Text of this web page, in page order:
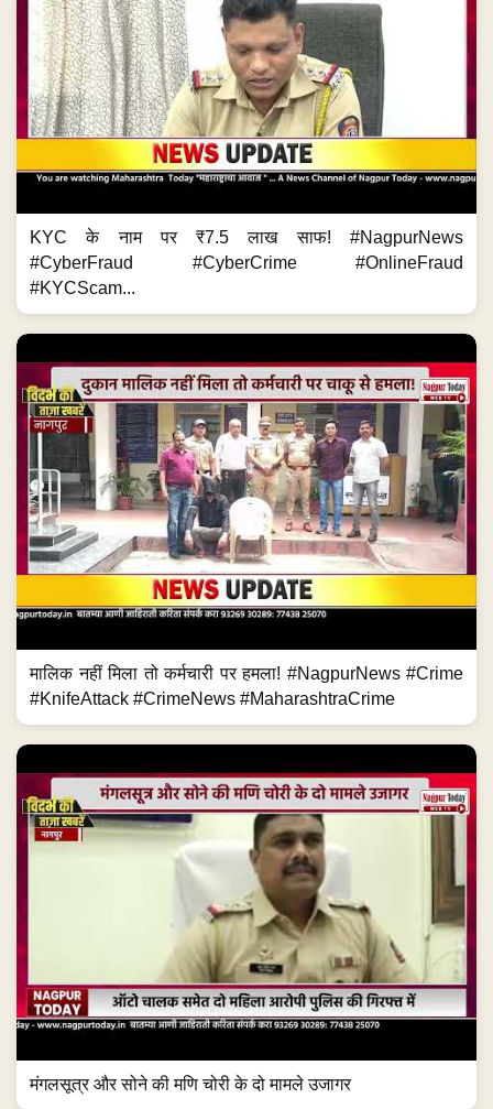
KYC के नाम पर ₹7.5 लाख साफ! #NagpurNews
#CyberFraud #CyberCrime #OnlineFraud
#KYCScam...
मालिक नहीं मिला तो कर्मचारी पर हमला! #NagpurNews #Crime
#KnifeAttack #CrimeNews #MaharashtraCrime
मंगलसूत्र और सोने की मणि चोरी के दो मामले उजागर